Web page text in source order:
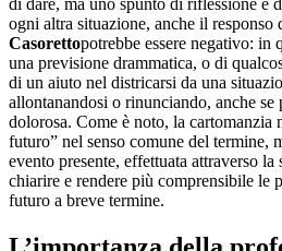
di dare, ma uno spunto di riflessione e
ogni altra situazione, anche il responso
Casorettopotrebbe essere negativo: in
una previsione drammatica, o di
di un aiuto nel districarsi da una
allontanandosi o rinunciando, anche se
dolorosa. Come è noto, la cartomanzia
futuro” nel senso comune del termine,
evento presente, effettuata attraverso
chiarire e rendere più comprensibile le
futuro a breve termine.